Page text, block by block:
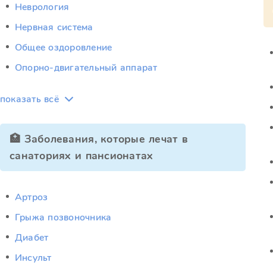
Неврология
Нервная система
Общее оздоровление
Опорно-двигательный аппарат
показать всё
🏥 Заболевания, которые лечат в
санаториях и пансионатах
Артроз
Грыжа позвоночника
Диабет
Инсульт